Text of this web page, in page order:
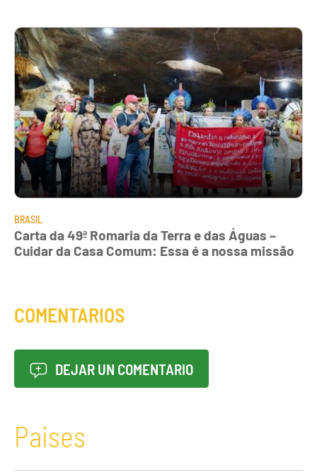
BRASIL
Carta da 49ª Romaria da Terra e das Águas –
Cuidar da Casa Comum: Essa é a nossa missão
COMENTARIOS
DEJAR UN COMENTARIO
Paises